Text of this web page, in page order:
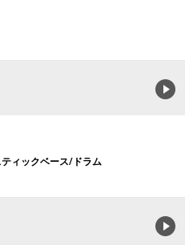
ィックベース/ドラム